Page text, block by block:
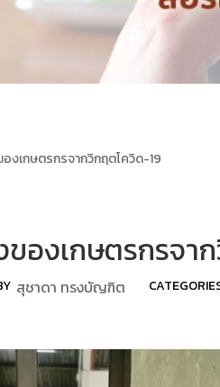
งเกษตรกรจากวิกฤตโควิด-19
องเกษตรกรจา
สุชาดา ทรงบัญฑิต